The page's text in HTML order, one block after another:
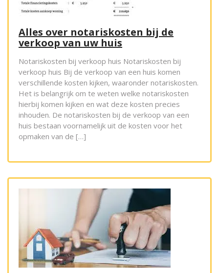
Alles over notariskosten bij de
verkoop van uw huis
Notariskosten bij verkoop huis Notariskosten bij
verkoop huis Bij de verkoop van een huis komen
verschillende kosten kijken, waaronder notariskosten.
Het is belangrijk om te weten welke notariskosten
hierbij komen kijken en wat deze kosten precies
inhouden. De notariskosten bij de verkoop van een
huis bestaan voornamelijk uit de kosten voor het
opmaken van de […]